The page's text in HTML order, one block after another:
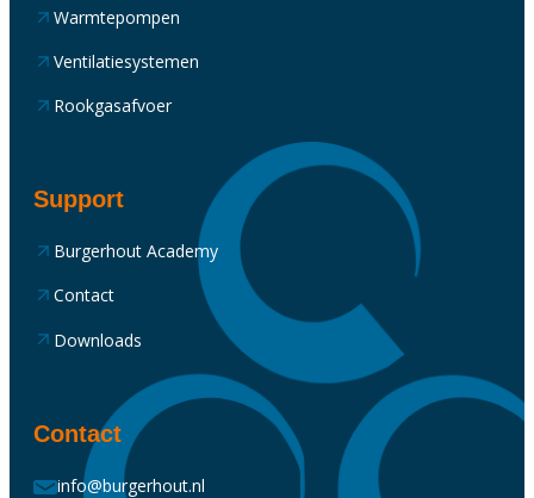
Warmtepompen
Ventilatiesystemen
Rookgasafvoer
Support
Burgerhout Academy
Contact
Downloads
Contact
info@burgerhout.nl